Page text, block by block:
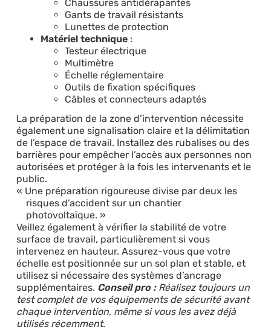
Chaussures antidérapantes
Gants de travail résistants
Lunettes de protection
Matériel technique:
Testeur électrique
Multimètre
Échelle réglementaire
Outils de fixation spécifiques
Câbles et connecteurs adaptés
La préparation de la zone d’intervention nécessite
également une signalisation claire et la délimitation
de l’espace de travail. Installez des rubalises ou des
barrières pour empêcher l’accès aux personnes non
autorisées et protéger à la fois les intervenants et le
public.
Une préparation rigoureuse divise par deux les
risques d’accident sur un chantier
photovoltaïque.
Veillez également à vérifier la stabilité de votre
surface de travail, particulièrement si vous
intervenez en hauteur. Assurez-vous que votre
échelle est positionnée sur un sol plan et stable, et
utilisez si nécessaire des systèmes d’ancrage
supplémentaires. Conseil pro : Réalisez toujours un
test complet de vos équipements de sécurité avant
chaque intervention, même si vous les avez déjà
utilisés récemment.